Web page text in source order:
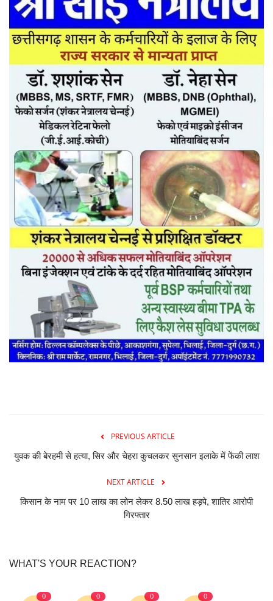
PREVIOUS ARTICLE
युवक की बेरहमी से हत्या, सिर और चेहरा कुचलकर सुनसान इलाके में फेंकी लाश
NEXT ARTICLE
किसान के नाम पर 10 लाख का लोन लेकर 8.50 लाख हड़पे, शातिर आरोपी
गिरफ्तार
WHAT'S YOUR REACTION?
0 0 0 0